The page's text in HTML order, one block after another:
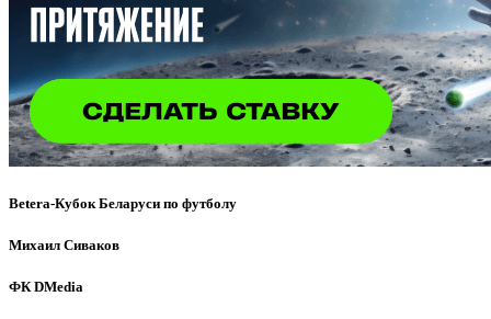
Betera-Кубок Беларуси по футболу
Михаил Сиваков
ФК DMedia